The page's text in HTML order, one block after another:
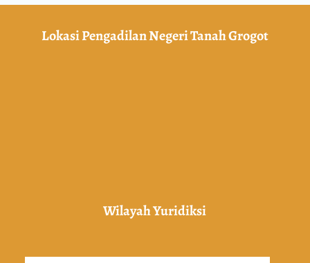
Lokasi Pengadilan Negeri Tanah Grogot
Wilayah Yuridiksi